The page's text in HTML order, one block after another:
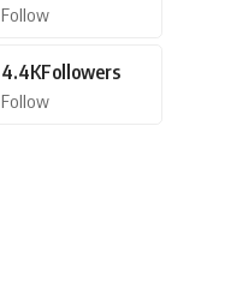
Follow
4.4KFollowers
Follow